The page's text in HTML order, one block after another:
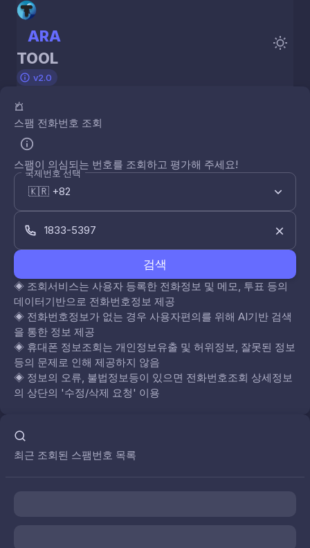
ARA
TOOL
v2.0
스팸 전화번호 조회
스팸이 의심되는 번호를 조회하고 평가해 주세요!
국제번호 선택
검색
◈ 조회서비스는 사용자 등록한 전화정보 및 메모, 투표 등의
데이터기반으로 전화번호정보 제공
◈ 전화번호정보가 없는 경우 사용자편의를 위해 AI기반 검색
을 통한 정보 제공
◈ 휴대폰 정보조회는 개인정보유출 및 허위정보, 잘못된 정보
등의 문제로 인해 제공하지 않음
◈ 정보의 오류, 불법정보등이 있으면 전화번호조회 상세정보
의 상단의 '수정/삭제 요청' 이용
최근 조회된 스팸번호 목록